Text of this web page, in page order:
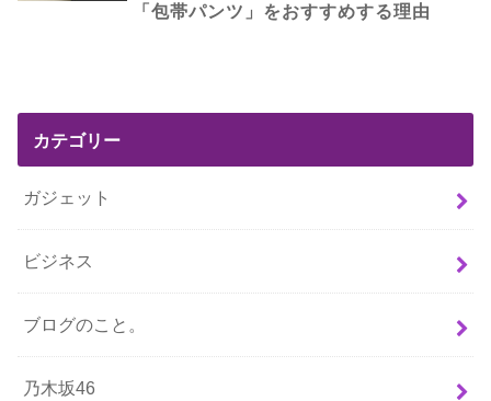
「包帯パンツ」をおすすめする理由
カテゴリー
ガジェット
ビジネス
ブログのこと。
乃木坂46